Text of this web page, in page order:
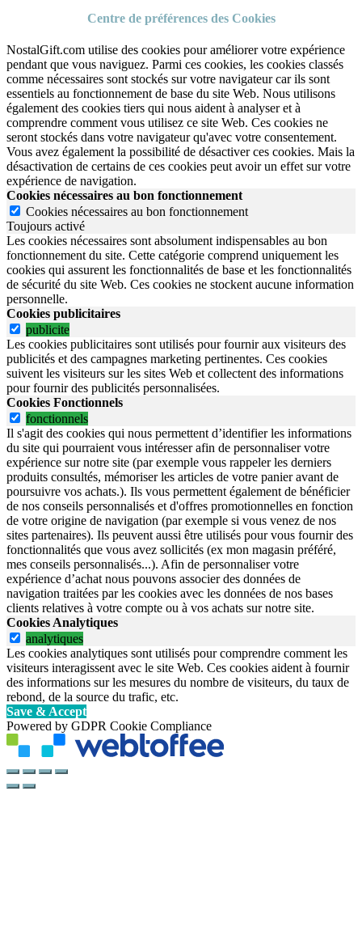
Centre de préférences des Cookies
NostalGift.com utilise des cookies pour améliorer votre expérience
pendant que vous naviguez. Parmi ces cookies, les cookies classés
comme nécessaires sont stockés sur votre navigateur car ils sont
essentiels au fonctionnement de base du site Web. Nous utilisons
également des cookies tiers qui nous aident à analyser et à
comprendre comment vous utilisez ce site Web. Ces cookies ne
seront stockés dans votre navigateur qu'avec votre consentement.
Vous avez également la possibilité de désactiver ces cookies. Mais la
désactivation de certains de ces cookies peut avoir un effet sur votre
expérience de navigation.
Cookies nécessaires au bon fonctionnement
Cookies nécessaires au bon fonctionnement
Toujours activé
Les cookies nécessaires sont absolument indispensables au bon
fonctionnement du site. Cette catégorie comprend uniquement les
cookies qui assurent les fonctionnalités de base et les fonctionnalités
de sécurité du site Web. Ces cookies ne stockent aucune information
personnelle.
Cookies publicitaires
publicite
Les cookies publicitaires sont utilisés pour fournir aux visiteurs des
publicités et des campagnes marketing pertinentes. Ces cookies
suivent les visiteurs sur les sites Web et collectent des informations
pour fournir des publicités personnalisées.
Cookies Fonctionnels
fonctionnels
Il s'agit des cookies qui nous permettent d’identifier les informations
du site qui pourraient vous intéresser afin de personnaliser votre
expérience sur notre site (par exemple vous rappeler les derniers
produits consultés, mémoriser les articles de votre panier avant de
poursuivre vos achats.). Ils vous permettent également de bénéficier
de nos conseils personnalisés et d'offres promotionnelles en fonction
de votre origine de navigation (par exemple si vous venez de nos
sites partenaires). Ils peuvent aussi être utilisés pour vous fournir des
fonctionnalités que vous avez sollicités (ex mon magasin préféré,
mes conseils personnalisés...). Afin de personnaliser votre
expérience d’achat nous pouvons associer des données de
navigation traitées par les cookies avec les données de nos bases
clients relatives à votre compte ou à vos achats sur notre site.
Cookies Analytiques
analytiques
Les cookies analytiques sont utilisés pour comprendre comment les
visiteurs interagissent avec le site Web. Ces cookies aident à fournir
des informations sur les mesures du nombre de visiteurs, du taux de
rebond, de la source du trafic, etc.
Save & Accept
Powered by GDPR Cookie Compliance